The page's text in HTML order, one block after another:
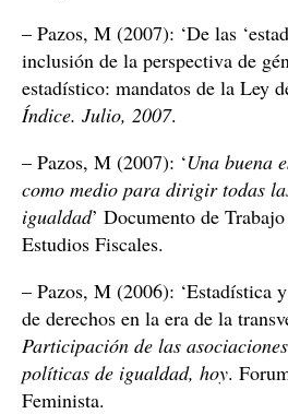
– Pazos, M (2007): ‘De las
inclusión de la perspectiva de
estadístico: mandatos de la Ley
Índice. Julio, 2007.
– Pazos, M (2007): ‘Una buena
como medio para dirigir todas
igualdad’ Documento de
Estudios Fiscales.
– Pazos, M (2006): ‘Estadística
de derechos en la era de la
Participación de las
políticas de igualdad, hoy.
Feminista.